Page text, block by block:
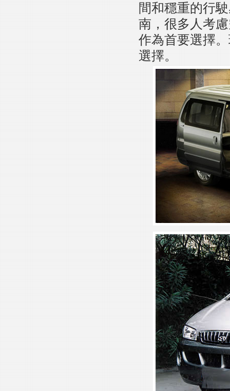
間和穩重的行
南，很多人考
作為首要選擇
選擇。